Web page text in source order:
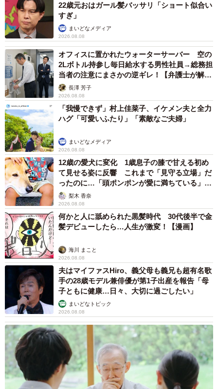
22歳元おはガール髪バッサリ「ショート似合い
すぎ」
まいどなメディア
2026.08.08
オフィスに置かれたウォーターサーバー 空の
2Lボトル持参し毎日給水する男性社員→総務担
当者の注意にまさかの逆ギレ！【弁護士が解
説】長澤 芳子
2026.08.08
「我慢できず」村上佳菜子、イケメン夫と全力
ハグ「可愛いふたり」「素敵なご夫婦」
まいどなメディア
2026.08.08
12歳の愛犬に変化 1歳息子の膝で甘える初め
て見せる姿に反響 これまで「見守る立場」だ
ったのに…「頭ポンポンが愛に満ちている」
「尊…」
梨木 香奈
2026.08.08
何かと人に舐められた黒髪時代 30代後半で金
髪デビューしたら…人生が激変！【漫画】
海川 まこと
2026.08.08
夫はマイファスHiro、義父母も義兄も超有名歌
手の28歳モデル兼俳優が第1子出産を報告「母
子ともに健康…日々、大切に過ごしたい」
まいどなトピック
2026.08.08